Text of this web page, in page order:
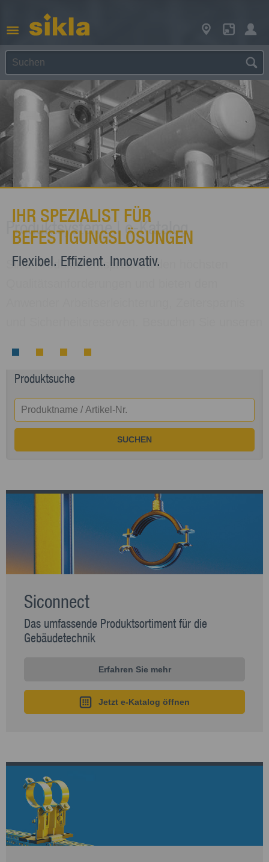
IHR SPEZIALIST FÜR
BEFESTIGUNGS­LÖSUNGEN
Flexibel. Effizient. Innovativ.
Produktsysteme | e-Katalog
Sikla Produkte entsprechen den höchsten
Produktsuche
SUCHEN
Siconnect
Das umfassende Produktsortiment für die
Gebäudetechnik
Erfahren Sie mehr
Jetzt e-Katalog öffnen